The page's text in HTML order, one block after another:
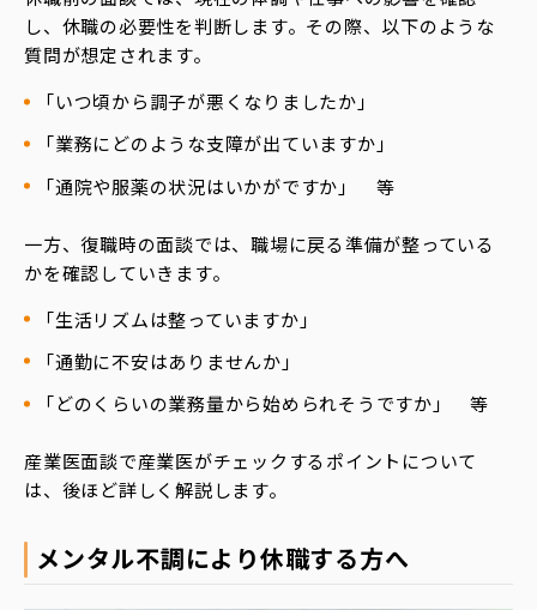
し、休職の必要性を判断します。その際、以下のような
質問が想定されます。
「いつ頃から調子が悪くなりましたか」
「業務にどのような支障が出ていますか」
「通院や服薬の状況はいかがですか」 等
一方、復職時の面談では、職場に戻る準備が整っている
かを確認していきます。
「生活リズムは整っていますか」
「通勤に不安はありませんか」
「どのくらいの業務量から始められそうですか」 等
産業医面談で産業医がチェックするポイントについて
は、後ほど詳しく解説します。
メンタル不調により休職する方へ